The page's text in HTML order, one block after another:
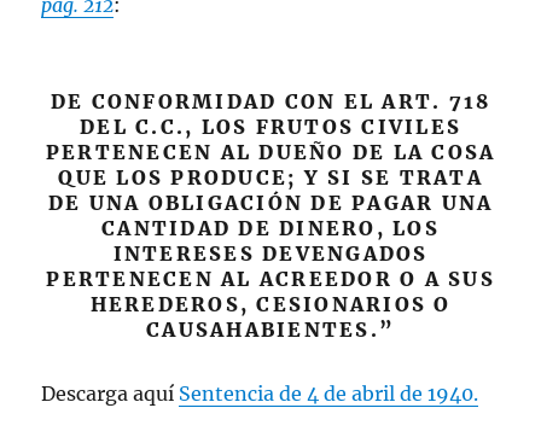
pág. 212:
DE CONFORMIDAD CON EL ART. 718
DEL C.C., LOS FRUTOS CIVILES
PERTENECEN AL DUEÑO DE LA COSA
QUE LOS PRODUCE; Y SI SE TRATA
DE UNA OBLIGACIÓN DE PAGAR UNA
CANTIDAD DE DINERO, LOS
INTERESES DEVENGADOS
PERTENECEN AL ACREEDOR O A SUS
HEREDEROS, CESIONARIOS O
CAUSAHABIENTES.”
Descarga aquí Sentencia de 4 de abril de 1940.